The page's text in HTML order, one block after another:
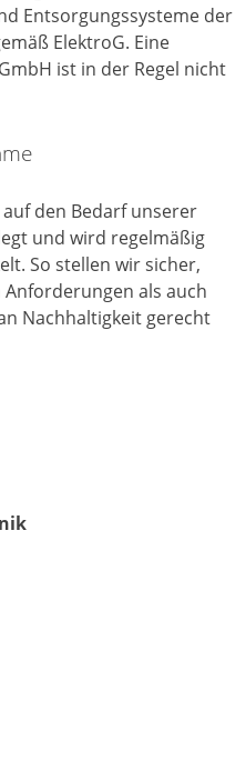
Entsorgungssysteme der
ElektroG. Eine
ist in der Regel nicht
den Bedarf unserer
und wird regelmäßig
So stellen wir sicher,
als auch
Nachhaltigkeit gerecht